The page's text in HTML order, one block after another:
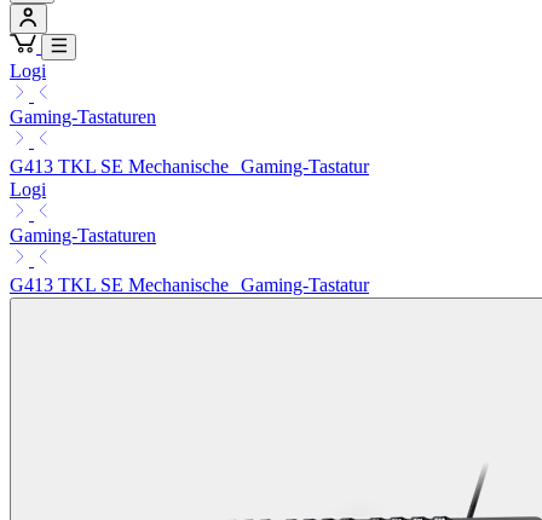
Logi
Gaming-Tastaturen
G413 TKL SE Mechanische Gaming-Tastatur
Logi
Gaming-Tastaturen
G413 TKL SE Mechanische Gaming-Tastatur